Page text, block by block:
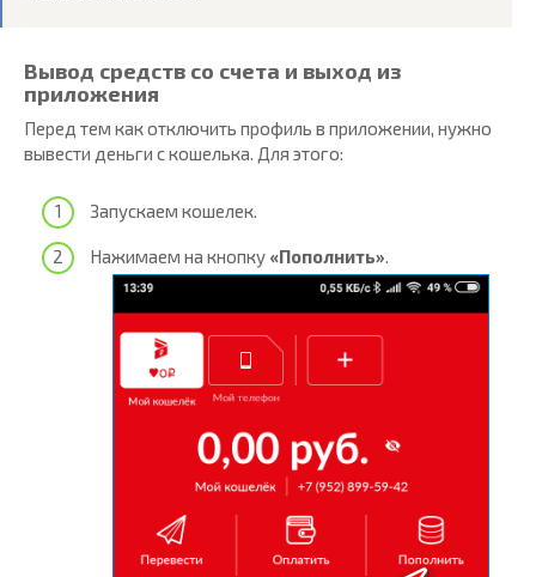
Вывод средств со счета и выход из
приложения
Перед тем как отключить профиль в приложении, нужно
вывести деньги с кошелька. Для этого:
Запускаем кошелек.
Нажимаем на кнопку «Пополнить»